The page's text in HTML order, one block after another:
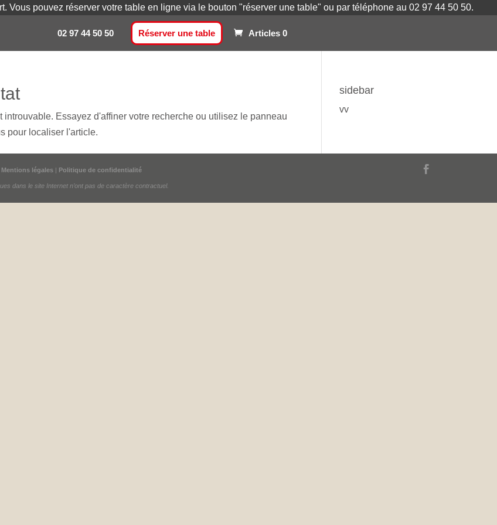
Vous pouvez réserver votre table en ligne via le bouton "réserver une table" ou par téléphone au 02 97 44 50 50.
02 97 44 50 50 Réserver une table Articles 0
introuvable. Essayez d'affiner votre recherche ou utilisez le panneau
pour localiser l'article.
sidebar
vv
Mentions légales | Politique de confidentialité
dans le site Internet n’ont pas de caractère contractuel.